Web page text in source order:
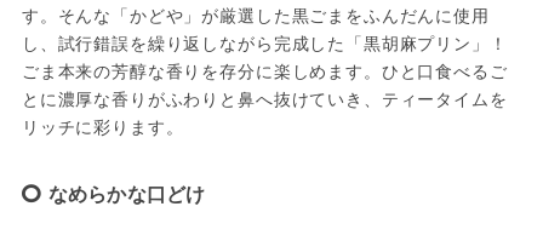
す。そんな「かどや」が厳選した黒ごまをふんだんに使用
し、試行錯誤を繰り返しながら完成した「黒胡麻プリン」！
ごま本来の芳醇な香りを存分に楽しめます。ひと口食べるご
とに濃厚な香りがふわりと鼻へ抜けていき、ティータイムを
リッチに彩ります。
なめらかな口どけ